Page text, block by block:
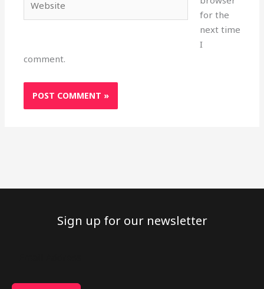
for the
next time
I
comment.
Sign up for our newsletter